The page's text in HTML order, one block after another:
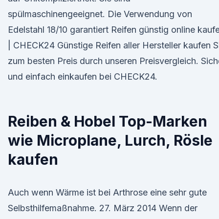
spülmaschinengeeignet. Die Verwendung von
Edelstahl 18/10 garantiert Reifen günstig online
| CHECK24 Günstige Reifen aller Hersteller kaufen
zum besten Preis durch unseren Preisvergleich.
und einfach einkaufen bei CHECK24.
Reiben & Hobel Top-Marken
wie Microplane, Lurch, Rösle
kaufen
Auch wenn Wärme ist bei Arthrose eine sehr gute
Selbsthilfemaßnahme. 27. März 2014 Wenn der